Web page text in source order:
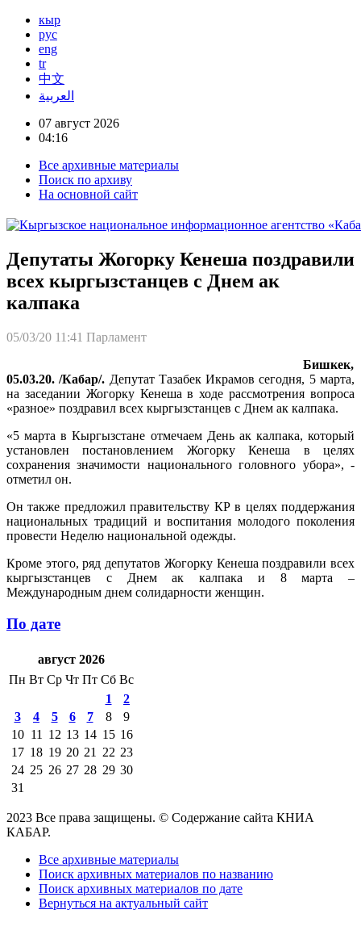
кыр
рус
eng
tr
中文
العربية
07 август 2026
04:16
Все архивные материалы
Поиск по архиву
На основной сайт
Депутаты Жогорку Кенеша поздравили
всех кыргызстанцев с Днем ак
калпака
05/03/20 11:41 Парламент
Бишкек,
05.03.20. /Кабар/. Депутат Тазабек Икрамов сегодня, 5 марта,
на заседании Жогорку Кенеша в ходе рассмотрения вопроса
«разное» поздравил всех кыргызстанцев с Днем ак калпака.
«5 марта в Кыргызстане отмечаем День ак калпака, который
установлен постановлением Жогорку Кенеша в целях
сохранения значимости национального головного убора», -
отметил он.
Он также предложил правительству КР в целях поддержания
национальных традиций и воспитания молодого поколения
провести Неделю национальной одежды.
Кроме этого, ряд депутатов Жогорку Кенеша поздравили всех
кыргызстанцев с Днем ак калпака и 8 марта –
Международным днем солидарности женщин.
По дате
август 2026
Пн Вт Ср Чт Пт Сб Вс
1
2
3
4 5 6 7 8
9
10 11 12 13 14 15 16
17 18 19 20 21 22 23
24 25 26 27 28 29 30
31
2023 Все права защищены. © Содержание сайта КНИА
КАБАР.
Все архивные материалы
Поиск архивных материалов по названию
Поиск архивных материалов по дате
Вернуться на актуальный сайт